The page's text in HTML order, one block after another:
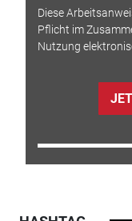
Diese
Pflicht im
Nutzung